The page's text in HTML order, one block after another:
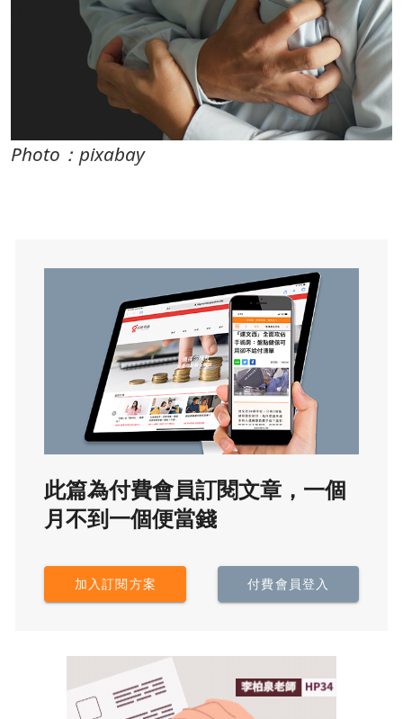
Photo：pixabay
此篇為付費會員訂閱文章，一個
月不到一個便當錢
加入訂閱方案 付費會員登入